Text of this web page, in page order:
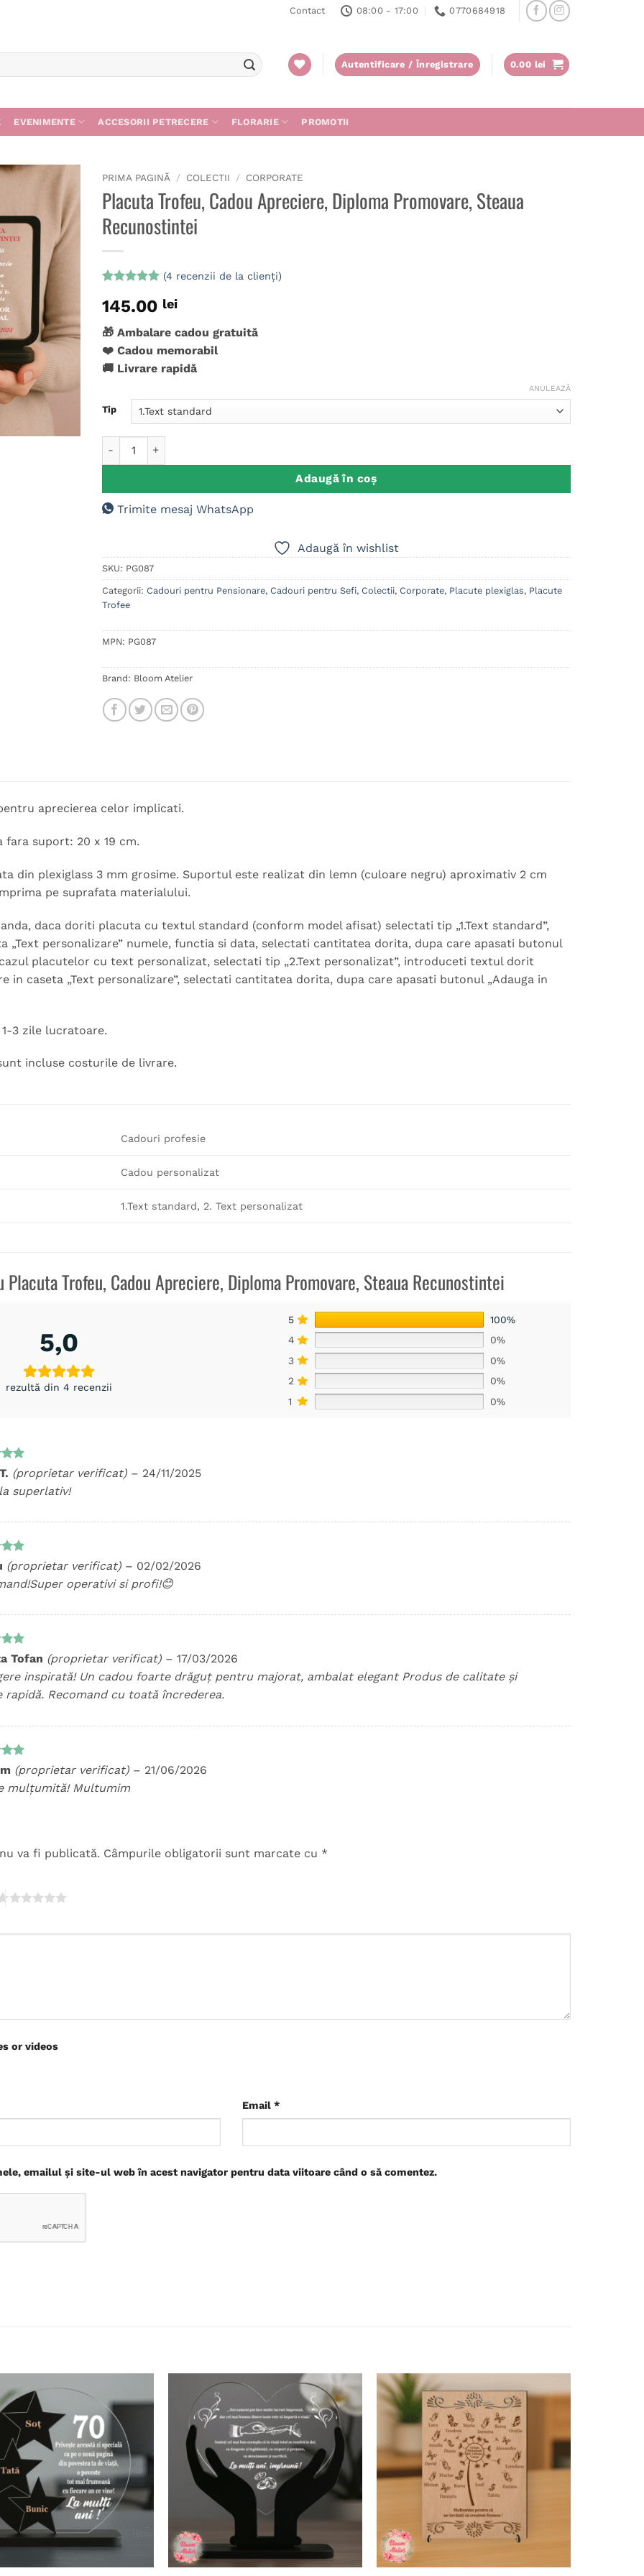
Contact 08:00 - 17:00 0770684918
Autentificare / Înregistrare 0.00 lei
EVENIMENTE ACCESORII PETRECERE FLORARIE PROMOTII
Adaugă
în
wishlist
PRIMA PAGINĂ / COLECTII / CORPORATE
Placuta Trofeu, Cadou Apreciere, Diploma Promovare, Steaua
Recunostintei
5din 5 pe
baza a
evaluări de
la clienți
(4 recenzii de la clienți)
145.00 lei
🎁 Ambalare cadou gratuită
❤️ Cadou memorabil
🚚 Livrare rapidă
Tip
ANULEAZĂ
Adaugă în coș
Trimite mesaj WhatsApp
Adaugă în wishlist
SKU: PG087
Categorii: Cadouri pentru Pensionare, Cadouri pentru Sefi, Colectii, Corporate, Placute plexiglas, Placute
Trofee
MPN: PG087
Brand: Bloom Atelier
aprecierea celor implicati.
fara suport: 20 x 19 cm.
din plexiglass 3 mm grosime. Suportul este realizat din lemn (culoare negru) aproximativ 2 cm
pe suprafata materialului.
daca doriti placuta cu textul standard (conform model afisat) selectati tip „1.Text standard”,
„Text personalizare” numele, functia si data, selectati cantitatea dorita, dupa care apasati butonul
cazul placutelor cu text personalizat, selectati tip „2.Text personalizat”, introduceti textul dorit
in caseta „Text personalizare”, selectati cantitatea dorita, dupa care apasati butonul „Adauga in
3 zile lucratoare.
incluse costurile de livrare.
Cadouri profesie
Cadou personalizat
1.Text standard, 2. Text personalizat
Placuta Trofeu, Cadou Apreciere, Diploma Promovare, Steaua Recunostintei
5,0
rezultă din 4 recenzii
5
100%
4
0%
3
0%
2
0%
1
0%
la(proprietar verificat) – 24/11/2025
superlativ!
la
(proprietar verificat) – 02/02/2026
operativi si profi!😊
laTofan (proprietar verificat) – 17/03/2026
inspirată! Un cadou foarte drăguț pentru majorat, ambalat elegant Produs de calitate și
rapidă. Recomand cu toată încrederea.
la (proprietar verificat) – 21/06/2026
mulțumită! Multumim
va fi publicată. Câmpurile obligatorii sunt marcate cu *
or videos
Email *
emailul și site-ul web în acest navigator pentru data viitoare când o să comentez.
Adaugă
în
wishlist
Adaugă
în
wishlist
wishlist